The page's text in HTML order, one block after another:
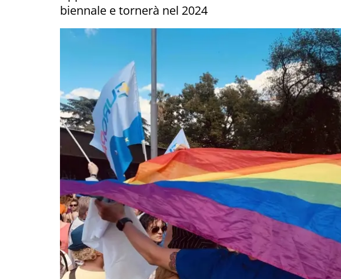
biennale e tornerà nel 2024